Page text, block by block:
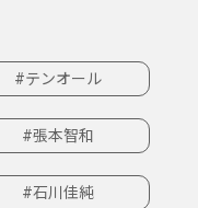
#テンオール
#張本智和
#石川佳純